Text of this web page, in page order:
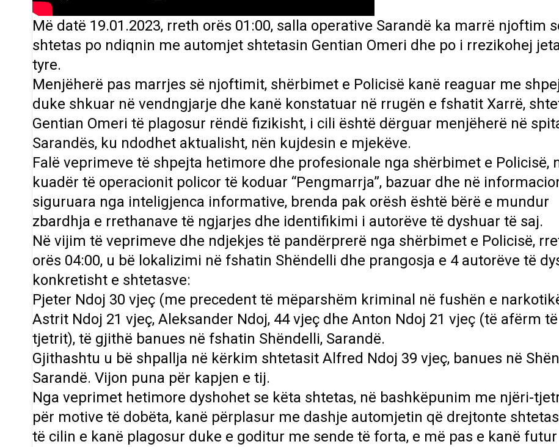
Më datë 19.01.2023, rreth orës 01:00, salla operative Sarandë ka marrë njoftim
shtetas po ndiqnin me automjet shtetasin Gentian Omeri dhe po i rrezikohej
tyre.
Menjëherë pas marrjes së njoftimit, shërbimet e Policisë kanë reaguar me
duke shkuar në vendngjarje dhe kanë konstatuar në rrugën e fshatit Xarrë,
Gentian Omeri të plagosur rëndë fizikisht, i cili është dërguar menjëherë në
Sarandës, ku ndodhet aktualisht, nën kujdesin e mjekëve.
Falë veprimeve të shpejta hetimore dhe profesionale nga shërbimet e Policisë,
kuadër të operacionit policor të koduar “Pengmarrja”, bazuar dhe në
siguruara nga inteligjenca informative, brenda pak orësh është bërë e mundur
zbardhja e rrethanave të ngjarjes dhe identifikimi i autorëve të dyshuar të saj.
Në vijim të veprimeve dhe ndjekjes të pandërprerë nga shërbimet e Policisë,
orës 04:00, u bë lokalizimi në fshatin Shëndelli dhe prangosja e 4 autorëve të
konkretisht e shtetasve:
Pjeter Ndoj 30 vjeç (me precedent të mëparshëm kriminal në fushën e
Astrit Ndoj 21 vjeç, Aleksander Ndoj, 44 vjeç dhe Anton Ndoj 21 vjeç (të afërm
tjetrit), të gjithë banues në fshatin Shëndelli, Sarandë.
Gjithashtu u bë shpallja në kërkim shtetasit Alfred Ndoj 39 vjeç, banues në
Sarandë. Vijon puna për kapjen e tij.
Nga veprimet hetimore dyshohet se këta shtetas, në bashkëpunim me njëri-
për motive të dobëta, kanë përplasur me dashje automjetin që drejtonte
të cilin e kanë plagosur duke e goditur me sende të forta, e më pas e kanë